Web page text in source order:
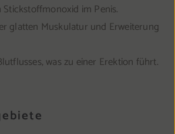
Stickstoffmonoxid im Penis.
glatten Muskulatur und Erweiterung
was zu einer Erektion führt.